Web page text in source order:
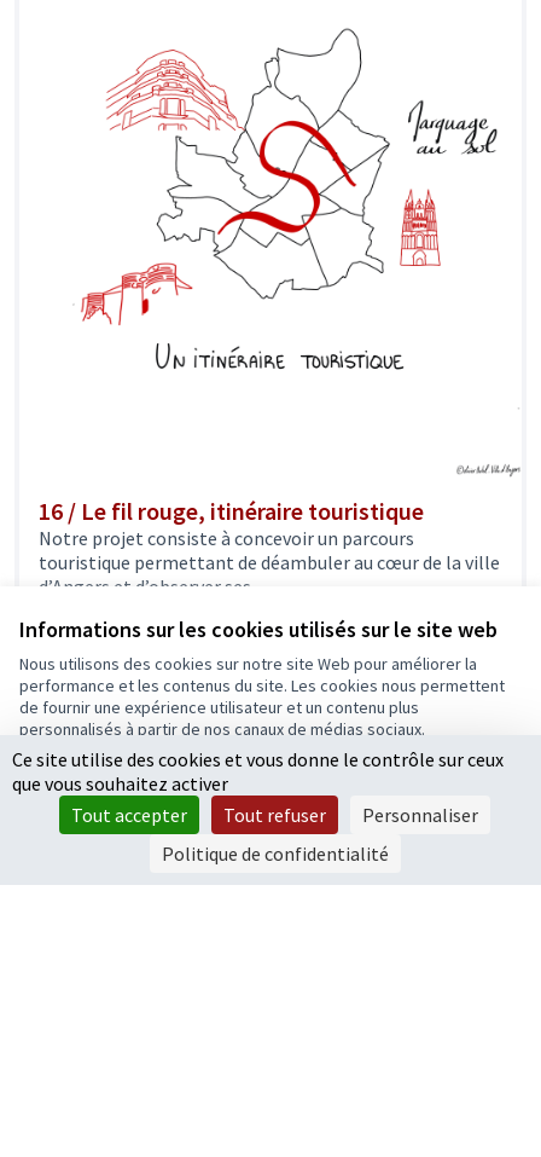
Informations sur les cookies utilisés sur le site web
Nous utilisons des cookies sur notre site Web pour améliorer la
performance et les contenus du site. Les cookies nous permettent
de fournir une expérience utilisateur et un contenu plus
personnalisés à partir de nos canaux de médias sociaux.
Tout accepter
Accepter seulement les cookies essentiels
Paramètres
16 / Le fil rouge, itinéraire touristique
Notre projet consiste à concevoir un parcours
touristique permettant de déambuler au cœur de la ville
d’Angers et d’observer ses...
10 000 €
Résultats par page : 50
1 2 3 … 6
Ce site utilise des cookies et vous donne le contrôle sur ceux
que vous souhaitez activer
Tout accepter
Tout refuser
Personnaliser
Politique de confidentialité